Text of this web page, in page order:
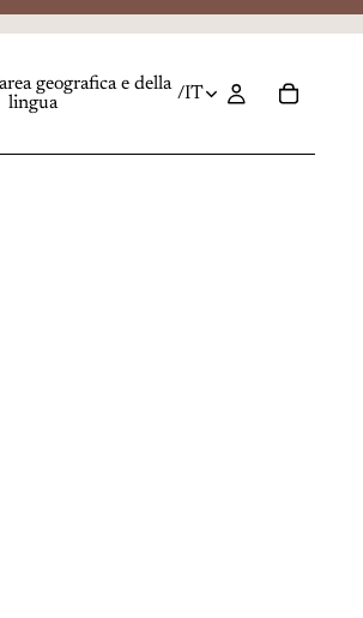
geografica e della
lingua
/IT